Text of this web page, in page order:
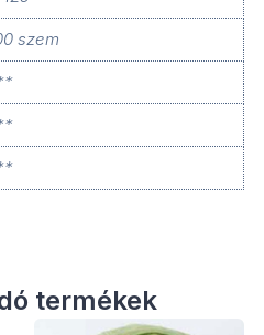
szem
termékek